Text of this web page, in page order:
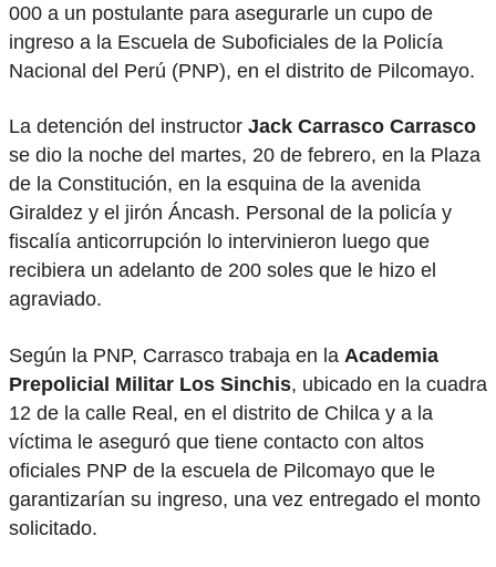
000 a un postulante para asegurarle un cupo de
ingreso a la Escuela de Suboficiales de la Policía
Nacional del Perú (PNP), en el distrito de Pilcomayo.
La detención del instructor Jack Carrasco Carrasco
se dio la noche del martes, 20 de febrero, en la Plaza
de la Constitución, en la esquina de la avenida
Giraldez y el jirón Áncash. Personal de la policía y
fiscalía anticorrupción lo intervinieron luego que
recibiera un adelanto de 200 soles que le hizo el
agraviado.
Según la PNP, Carrasco trabaja en la Academia
Prepolicial Militar Los Sinchis, ubicado en la cuadra
12 de la calle Real, en el distrito de Chilca y a la
víctima le aseguró que tiene contacto con altos
oficiales PNP de la escuela de Pilcomayo que le
garantizarían su ingreso, una vez entregado el monto
solicitado.